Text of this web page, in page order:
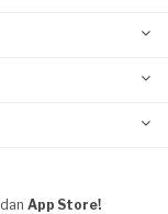
dan App Store!